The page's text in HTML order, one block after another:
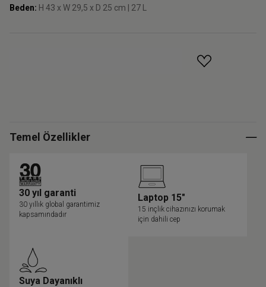
Beden: H 43 x W 29,5 x D 25 cm | 27 L
Temel Özellikler
30 yıl garanti
30 yıllık global garantimiz
kapsamındadır
Laptop 15"
15 inçlik cihazınızı korumak
için dahili cep
Suya Dayanıklı